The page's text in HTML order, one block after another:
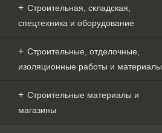
Строительная, складская,
спецтехника и оборудование
Строительные, отделочные,
изоляционные работы и материалы
Строительные материалы и
магазины